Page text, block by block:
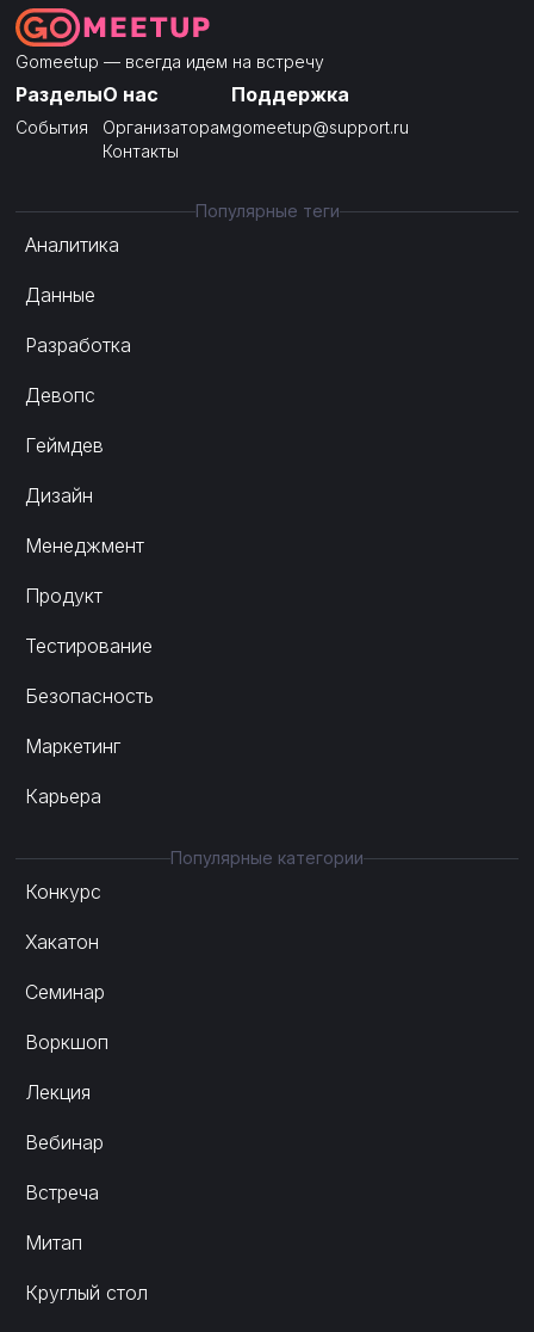
Gomeetup — всегда идем на встречу
Разделы
События
О нас
Организаторам
Контакты
Поддержка
gomeetup@support.ru
Популярные теги
Аналитика
Данные
Разработка
Девопс
Геймдев
Дизайн
Менеджмент
Продукт
Тестирование
Безопасность
Маркетинг
Карьера
Популярные категории
Конкурс
Хакатон
Семинар
Воркшоп
Лекция
Вебинар
Встреча
Митап
Круглый стол